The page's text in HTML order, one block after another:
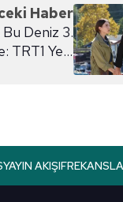
Haber
Bu Deniz 3.
TRT1 Yeni
YAYIN AKIŞI